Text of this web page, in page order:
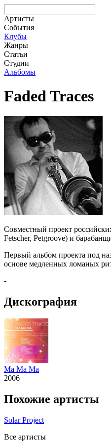
Артисты
События
Клубы
Жанры
Статьи
Студии
Альбомы
Faded Traces
Совместный проект
Fetscher, Petgroove) и
Первый альбом проекта под
основе медленных ломаных
-
Дискография
Ma Ma Ma
2006
Похожие артисты
Solar Project
Все артисты